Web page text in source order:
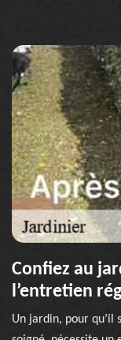
Confiez au
l’entretien
Un jardin, pour qu’il